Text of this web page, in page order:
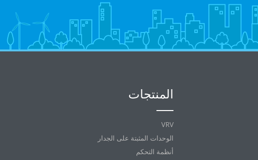
المنتجات
VRV
الوحدات المثبتة على الجدار
أنظمة التحكم